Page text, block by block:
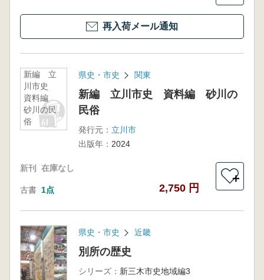
再入荷メール通知
新編 立
川市史
資料編
砂川の民
俗
県史・市史 関東
新編 立川市史 資料編 砂川の
民俗
発行元： 立川市
出版年： 2024
新刊 在庫なし
古書 1点 2,750 円
＋
県史・市史 近畿
別所の歴史
シリーズ： 新三木市史地域編3